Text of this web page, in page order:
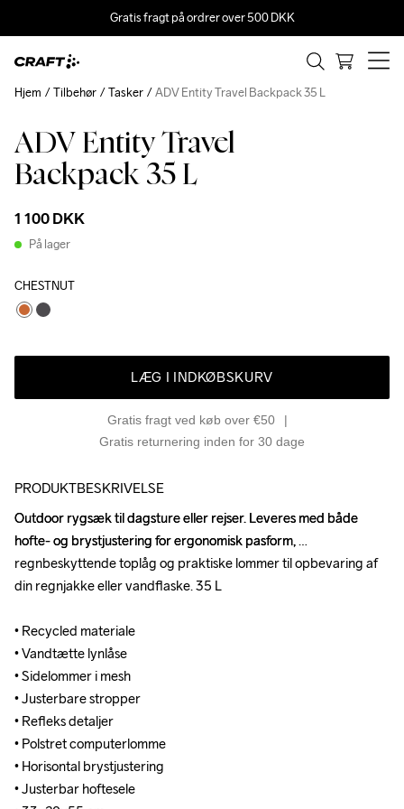
Gratis fragt på ordrer over 500 DKK
ADV Entity Travel
Backpack 35 L
1 100 DKK
På lager
CHESTNUT
LÆG I INDKØBSKURV
Gratis fragt ved køb over €50
Gratis returnering inden for 30 dage
Hjem Tilbehør Tasker ADV Entity Travel Backpack 35 L
Recycled
PRODUKTBESKRIVELSE
Outdoor rygsæk til dagsture eller rejser. Leveres med både
hofte- og brystjustering for ergonomisk pasform,
regnbeskyttende toplåg og praktiske lommer til opbevaring af
din regnjakke eller vandflaske. 35 L
• Recycled materiale
• Vandtætte lynlåse
• Sidelommer i mesh
• Justerbare stropper
• Refleks detaljer
• Polstret computerlomme
• Horisontal brystjustering
• Justerbar hoftesele
Outdoor rygsæk til dagsture eller rejser. Leveres med både
hofte- og brystjustering for ergonomisk pasform,
regnbeskyttende toplåg og praktiske lommer til opbevaring af
din regnjakke eller vandflaske. 35 L
• Recycled materiale
• Vandtætte lynlåse
• Sidelommer i mesh
• Justerbare stropper
• Refleks detaljer
• Polstret computerlomme
• Horisontal brystjustering
• Justerbar hoftesele